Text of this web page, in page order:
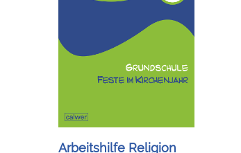
Arbeitshilfe Religion